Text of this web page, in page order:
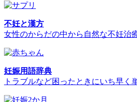
不妊と漢方
女性のからだの中から自然な不妊治
妊娠用語辞典
トラブルなど困ったときにいち早く